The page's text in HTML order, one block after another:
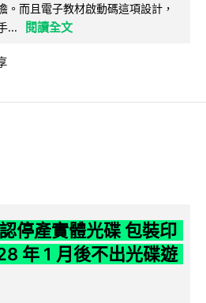
。而且電子教材啟動碼這項設計，
...
閱讀全文
停產實體光碟 包裝印
年 1 月後不出光碟遊